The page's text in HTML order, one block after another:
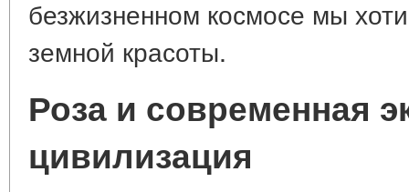
безжизненном космосе мы
земной красоты.
Роза и современная
цивилизация